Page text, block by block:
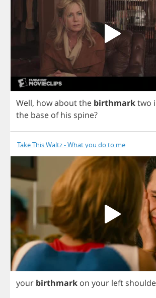
Well, howaboutthe birthmarktwo
the base of his spine?
Take This Waltz - What you do to me
your birthmark on your left